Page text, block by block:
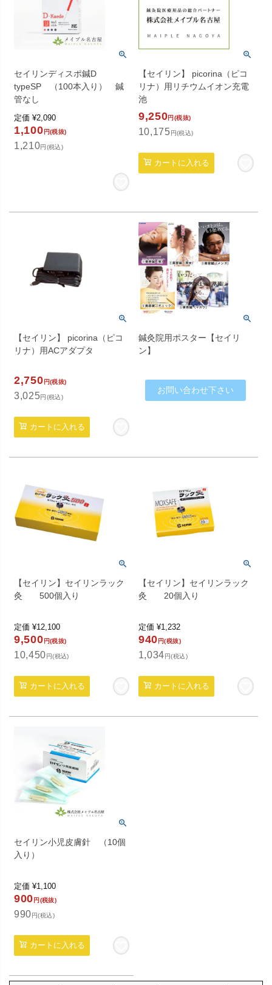
セイリンディスポ鍼D
typeSP （100本入り） 鍼
管なし
定価 ¥2,090
1,100 円(税抜)
1,210円(税込)
【セイリン】 picorina（ピコ
リナ）用リチウムイオン充電
池
9,250円(税抜)
10,175 円(税込)
カートに入れる
【セイリン】 picorina（ピコ
リナ）用ACアダプタ
2,750 円(税抜)
3,025円(税込)
カートに入れる
鍼灸院用ポスター【セイリ
ン】
お問い合わせ下さい
【セイリン】セイリンラック
灸 500個入り
定価 ¥12,100
9,500 円(税抜)
10,450 円(税込)
カートに入れる
【セイリン】セイリンラック
灸 20個入り
定価 ¥1,232
940 円(税抜)
1,034 円(税込)
カートに入れる
セイリン小児皮膚針 （10個
入り）
定価 ¥1,100
900 円(税抜)
990 円(税込)
カートに入れる